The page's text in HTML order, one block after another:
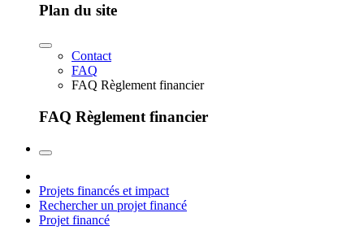
Plan du site
Contact
FAQ
FAQ Règlement financier
FAQ Règlement financier
Projets financés et impact
Rechercher un projet financé
Projet financé